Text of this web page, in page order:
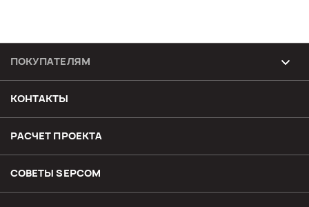
ПОКУПАТЕЛЯМ
Возврат и обмен товара
Доставка
Оплата
КОНТАКТЫ
РАСЧЕТ ПРОЕКТА
СОВЕТЫ SЕPCOM